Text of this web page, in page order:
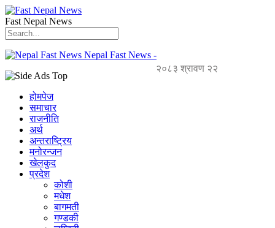
Fast Nepal News
Nepal Fast News -
२०८३ श्रावण २२
होमपेज
समाचार
राजनीति
अर्थ
अन्तराष्ट्रिय
मनोरन्जन
खेलकुद
प्रदेश
कोशी
मधेश
बागमती
गण्डकी